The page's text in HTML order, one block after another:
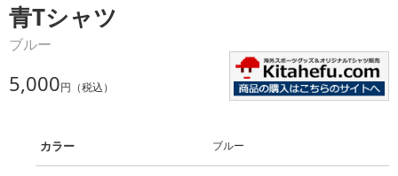
青Tシャツ
ブルー
5,000円（税込）
カラー ブルー